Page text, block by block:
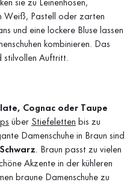
sie zu Leinenhosen,
Weiß, Pastell oder zarten
und eine lockere Bluse lassen
kombinieren. Das
stilvollen Auftritt.
Cognac oder Taupe
über Stiefeletten bis zu
Damenschuhe in Braun sind
. Braun passt zu vielen
Akzente in der kühleren
braune Damenschuhe zu